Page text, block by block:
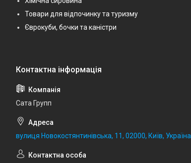
Товари для відпочинку та туризму
Єврокуби, бочки та каністри
Сата Групп
вулиця Новокостянтинівська, 11, 02000, Київ, Україна